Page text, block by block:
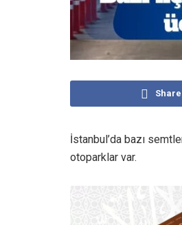
İstanbul’da bazı
otoparklar var.